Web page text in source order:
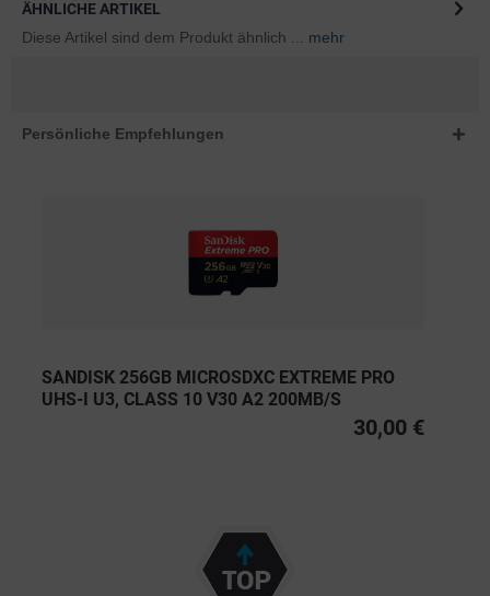
ÄHNLICHE ARTIKEL
Diese Artikel sind dem Produkt ähnlich ...
mehr
Persönliche Empfehlungen
SANDISK 256GB MICROSDXC EXTREME PRO
UHS-I U3, CLASS 10 V30 A2 200MB/S
30,00 €